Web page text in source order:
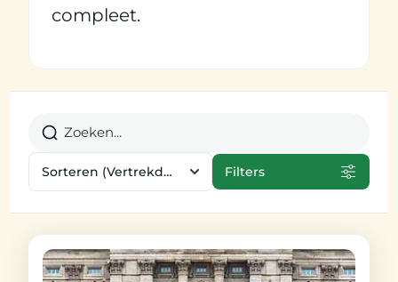
compleet.
Sorteren (Vertrekdata) Filters